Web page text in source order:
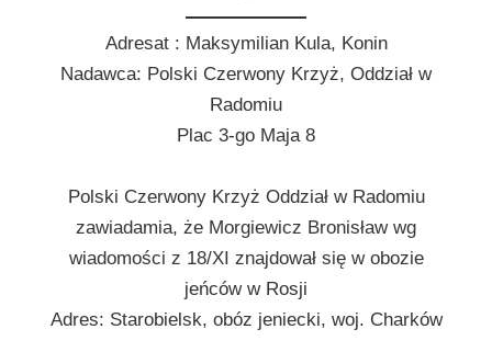
Adresat : Maksymilian Kula, Konin
Nadawca: Polski Czerwony Krzyż, Oddział w
Radomiu
Plac 3-go Maja 8
Polski Czerwony Krzyż Oddział w Radomiu
zawiadamia, że Morgiewicz Bronisław wg
wiadomości z 18/XI znajdował się w obozie
jeńców w Rosji
Adres: Starobielsk, obóz jeniecki, woj. Charków